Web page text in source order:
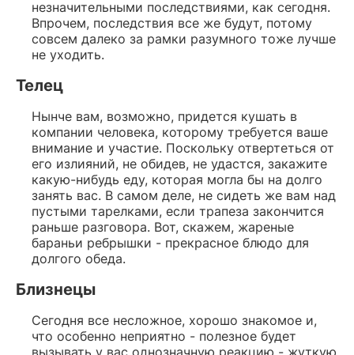
незначительными последствиями, как сегодня.
Впрочем, последствия все же будут, потому
совсем далеко за рамки разумного тоже лучше
не уходить.
Телец
Нынче вам, возможно, придется кушать в
компании человека, которому требуется ваше
внимание и участие. Поскольку отвертеться от
его излияний, не обидев, не удастся, закажите
какую-нибудь еду, которая могла бы на долго
занять вас. В самом деле, не сидеть же вам над
пустыми тарелками, если трапеза закончится
раньше разговора. Вот, скажем, жареные
бараньи ребрышки - прекрасное блюдо для
долгого обеда.
Близнецы
Сегодня все несложное, хорошо знакомое и,
что особенно неприятно - полезное будет
вызывать у вас однозначную реакцию - жуткую